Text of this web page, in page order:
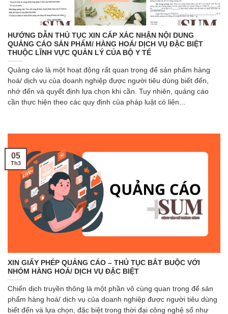
HƯỚNG DẪN THỦ TỤC XIN CẤP XÁC NHẬN NỘI DUNG
QUẢNG CÁO SẢN PHẨM/ HÀNG HOÁ/ DỊCH VỤ ĐẶC BIỆT
THUỘC LĨNH VỰC QUẢN LÝ CỦA BỘ Y TẾ
Quảng cáo là một hoạt động rất quan trọng để sản phẩm hàng
hoá/ dịch vụ của doanh nghiệp được người tiêu dùng biết đến,
nhớ đến và quyết định lựa chọn khi cần. Tuy nhiên, quảng cáo
cần thực hiện theo các quy định của pháp luật có liên...
XIN GIẤY PHÉP QUẢNG CÁO – THỦ TỤC BẮT BUỘC VỚI
NHÓM HÀNG HOÁ/ DỊCH VỤ ĐẶC BIỆT
Chiến dịch truyền thông là một phần vô cùng quan trọng để sản
phẩm hàng hoá/ dịch vụ của doanh nghiệp được người tiêu dùng
biết đến và lựa chọn, đặc biệt trong thời đại công nghệ số như
05
Th3